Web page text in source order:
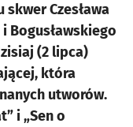
Czesława
Bogusławskiego
(2 lipca)
która
utworów.
i „Sen o